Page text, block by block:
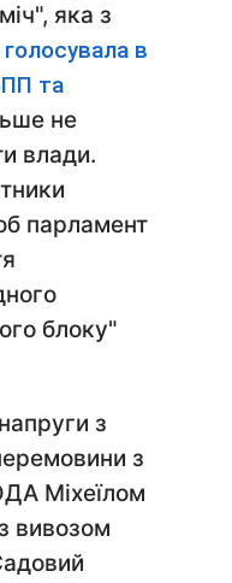
яка з
в
та
не
влади.
парламент
блоку"
з
з
Міхеїлом
вивозом